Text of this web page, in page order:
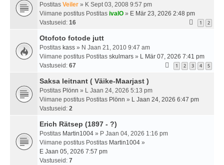
Postitas Veiler » K Sept 03, 2008 9:57 pm
Viimane postitus Postitas ivalO » E Mär 23, 2026 2:48 pm
Vastuseid: 16 1 2
Otofoto fotode jutt
Postitas kass » N Jaan 21, 2010 9:47 am
Viimane postitus Postitas skulmars » L Mär 07, 2026 7:41 pm
Vastuseid: 67 1 2 3 4 5
Saksa leitnant ( Väike-Maarjast )
Postitas Plönn » L Jaan 24, 2026 5:13 pm
Viimane postitus Postitas Plönn » L Jaan 24, 2026 6:47 pm
Vastuseid: 2
Erich Rätsep (1897 - ?)
Postitas Martin1004 » P Jaan 04, 2026 1:16 pm
Viimane postitus Postitas Martin1004 »
E Jaan 05, 2026 7:57 pm
Vastuseid: 7